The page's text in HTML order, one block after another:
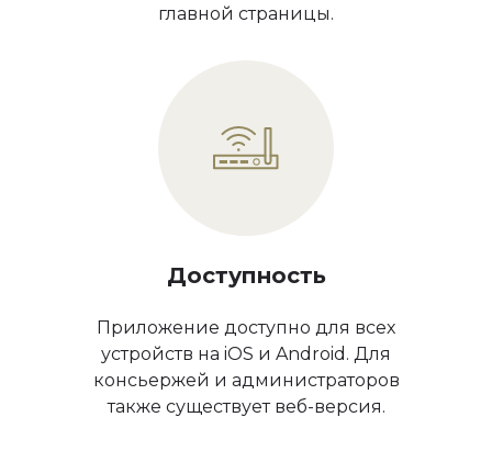
главной страницы.
Доступность
Приложение доступно для всех
устройств на iOS и Android. Для
консьержей и администраторов
также существует веб-версия.